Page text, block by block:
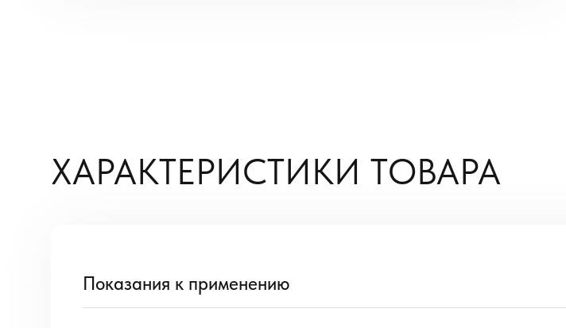
ХАРАКТЕРИСТИКИ ТОВАРА
Показания к применению